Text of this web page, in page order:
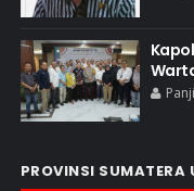
PROVINSI SUMATERA